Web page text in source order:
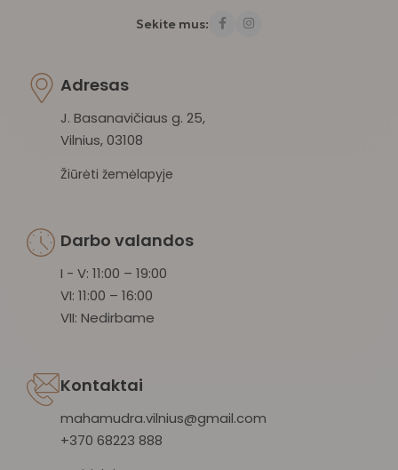
Sekite mus:
Adresas
J. Basanavičiaus g. 25,
Vilnius, 03108
Žiūrėti žemėlapyje
Darbo valandos
I - V: 11:00 – 19:00
VI: 11:00 – 16:00
VII: Nedirbame
Kontaktai
mahamudra.vilnius@gmail.com
+370 68223 888